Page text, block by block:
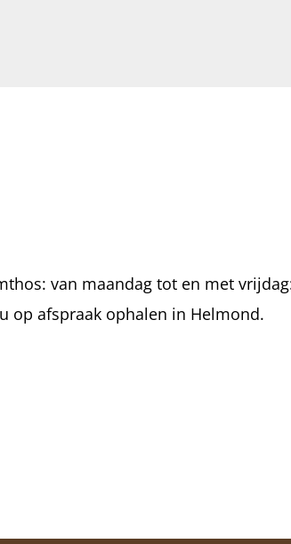
van maandag tot en met
op afspraak ophalen in Helmond.